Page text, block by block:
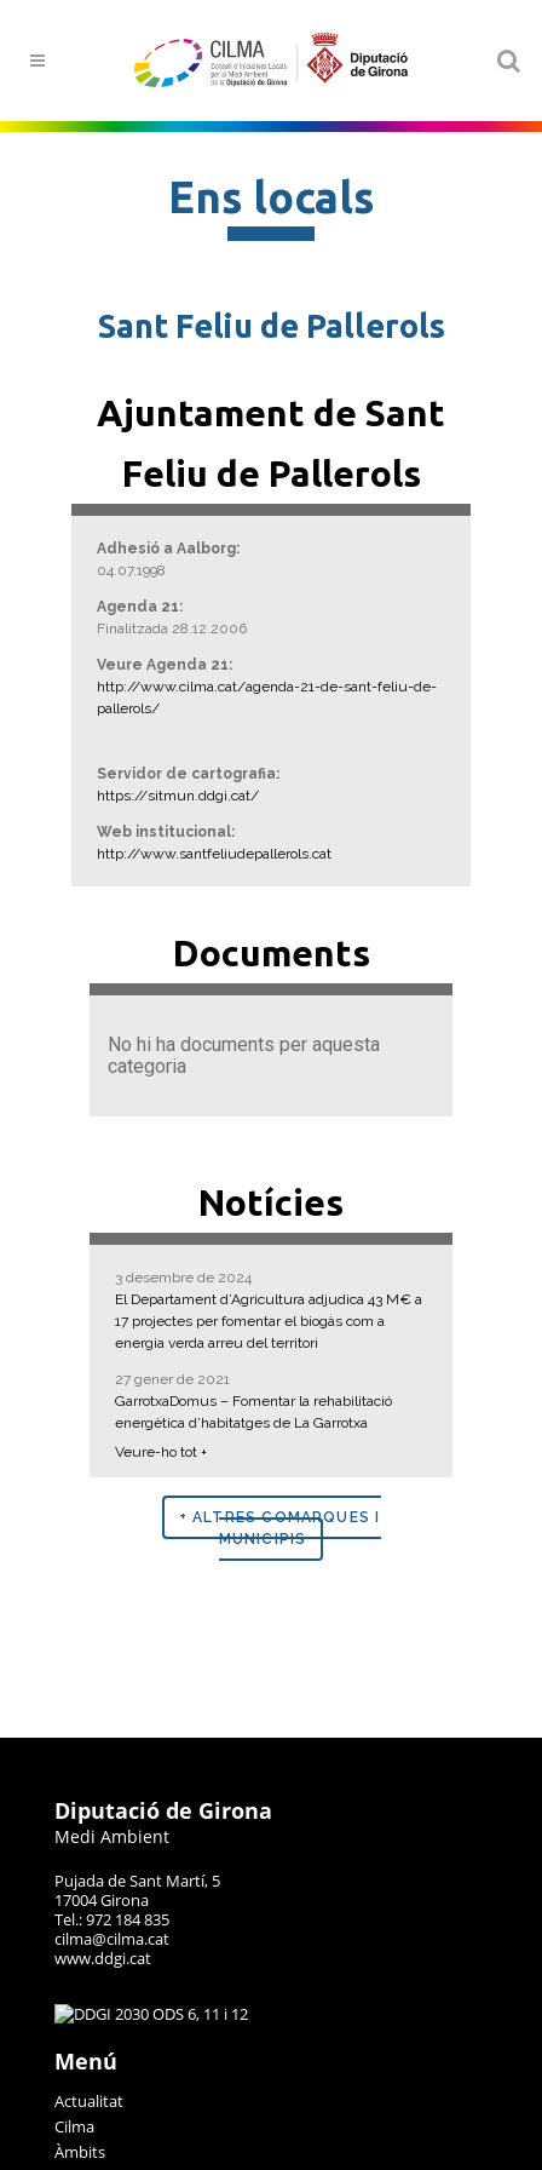
Ens locals
Sant Feliu de Pallerols
Ajuntament de Sant
Feliu de Pallerols
Adhesió a Aalborg:
04.07.1998
Agenda 21:
Finalitzada 28.12.2006
Veure Agenda 21:
http://www.cilma.cat/agenda-21-de-sant-feliu-de-
pallerols/
Servidor de cartografia:
https://sitmun.ddgi.cat/
Web institucional:
http://www.santfeliudepallerols.cat
Documents
No hi ha documents per aquesta
categoria
Notícies
3 desembre de 2024
El Departament d’Agricultura adjudica 43 M€ a
17 projectes per fomentar el biogàs com a
energia verda arreu del territori
27 gener de 2021
GarrotxaDomus – Fomentar la rehabilitació
energètica d’habitatges de La Garrotxa
Veure-ho tot +
+ ALTRES COMARQUES I
MUNICIPIS
Diputació de Girona
Medi Ambient
Pujada de Sant Martí, 5
17004 Girona
Tel.: 972 184 835
cilma@cilma.cat
www.ddgi.cat
Menú
Actualitat
Cilma
Àmbits